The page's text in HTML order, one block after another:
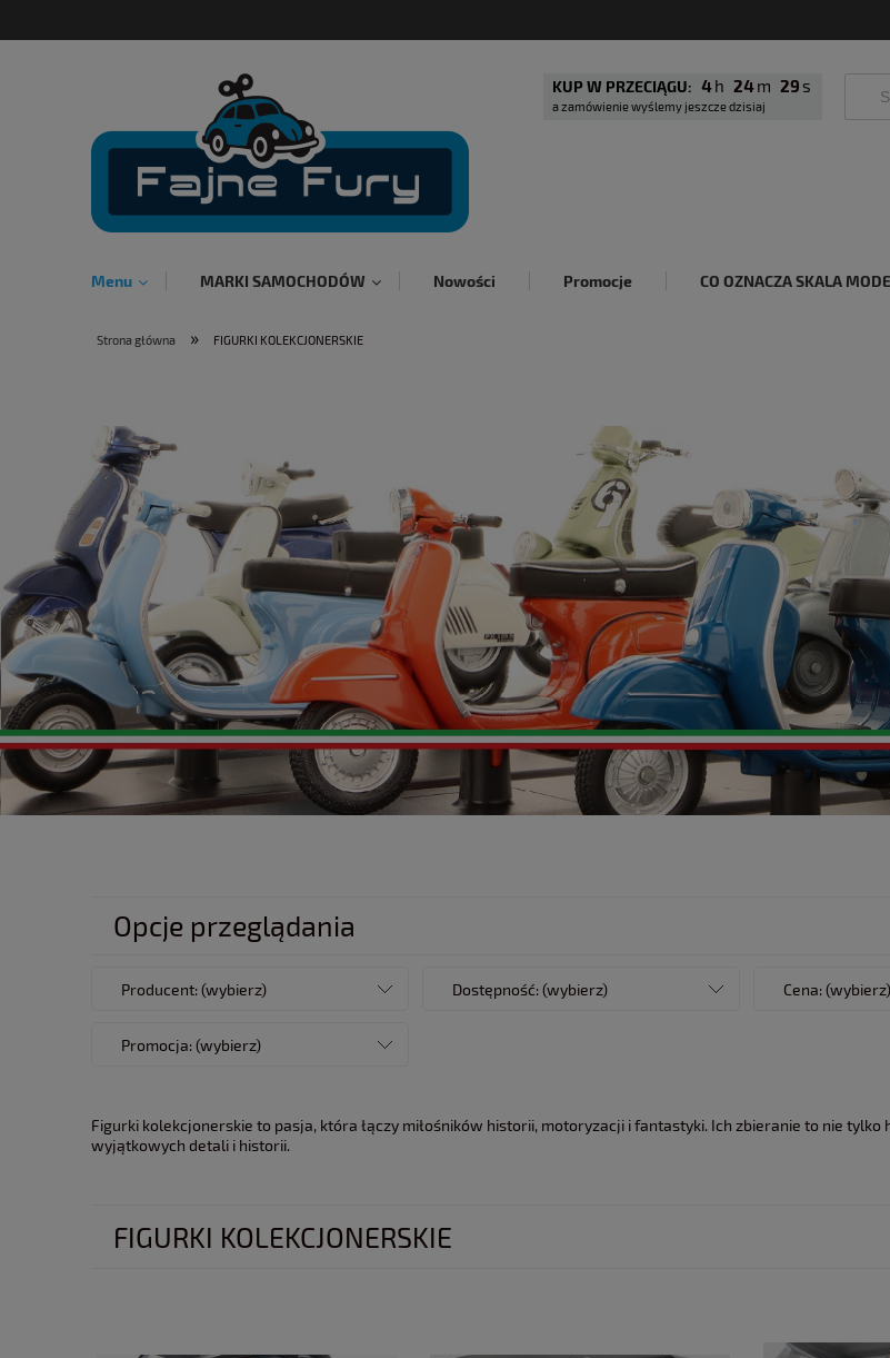
KUP W PRZECIĄGU: 4 24 26
a zamówienie wyślemy jeszcze dzisiaj
Menu MARKI SAMOCHODÓW Nowości Promocje CO OZNACZA SKALA
Strona główna » FIGURKI KOLEKCJONERSKIE
Opcje przeglądania
Producent: (wybierz) Dostępność: (wybierz) Cena: (wybierz)
Promocja: (wybierz)
Figurki kolekcjonerskie to pasja, która łączy miłośników historii, motoryzacji i fantastyki. Ich zbieranie to nie
wyjątkowych detali i historii.
FIGURKI KOLEKCJONERSKIE